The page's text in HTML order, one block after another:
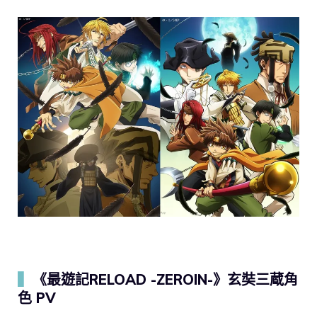
《最遊記RELOAD -ZEROIN-》玄奘三蔵角
色 PV